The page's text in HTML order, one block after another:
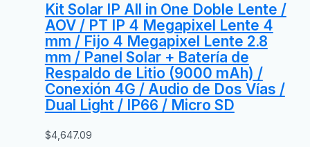
Kit Solar IP All in One Doble Lente /
AOV / PT IP 4 Megapixel Lente 4
mm / Fijo 4 Megapixel Lente 2.8
mm / Panel Solar + Batería de
Respaldo de Litio (9000 mAh) /
Conexión 4G / Audio de Dos Vías /
Dual Light / IP66 / Micro SD
$4,647.09